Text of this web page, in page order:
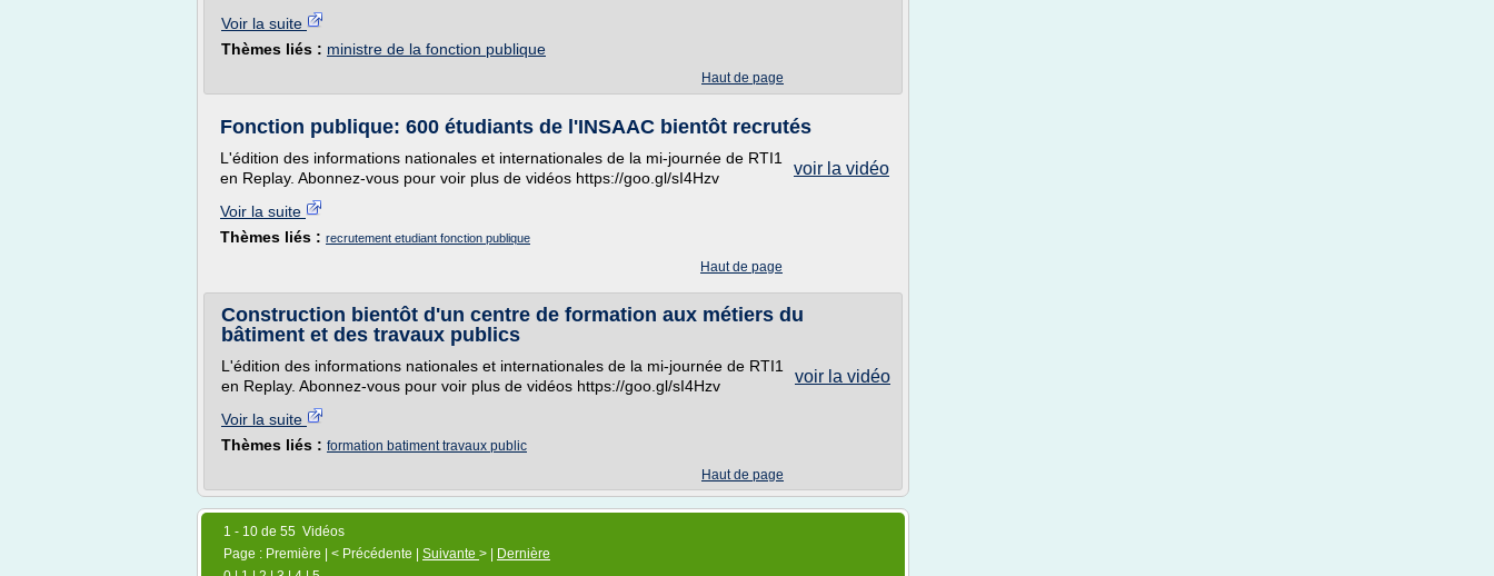
Voir la suite
Thèmes liés : ministre de la fonction publique
Haut de page
Fonction publique: 600 étudiants de l'INSAAC bientôt recrutés
voir la vidéo
L'édition des informations nationales et internationales de la mi-journée de RTI1
en Replay. Abonnez-vous pour voir plus de vidéos https://goo.gl/sI4Hzv
Voir la suite
Thèmes liés : recrutement etudiant fonction publique
Haut de page
Construction bientôt d'un centre de formation aux métiers du
bâtiment et des travaux publics
voir la vidéo
L'édition des informations nationales et internationales de la mi-journée de RTI1
en Replay. Abonnez-vous pour voir plus de vidéos https://goo.gl/sI4Hzv
Voir la suite
Thèmes liés : formation batiment travaux public
Haut de page
1 - 10 de 55 Vidéos
Page : Première | < Précédente | Suivante > |
Dernière